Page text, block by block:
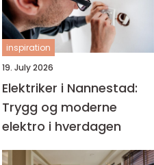
inspiration
19. July 2026
Elektriker i Nannestad:
Trygg og moderne
elektro i hverdagen